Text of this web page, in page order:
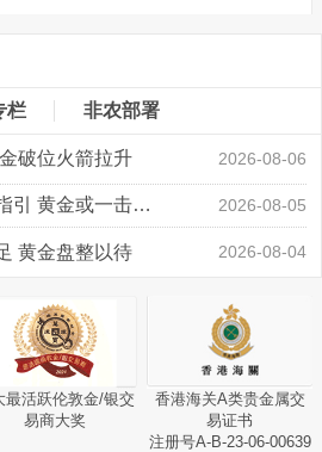
栏 非农部署
破位火箭拉升 2026-08-06
领峰金评：静待小非农指引 黄金或一击破局 2026-08-05
黄金盘整以待 2026-08-04
最活跃伦敦金/银交
易商大奖
香港海关A类贵金属交
易证书
注册号A-B-23-06-00639